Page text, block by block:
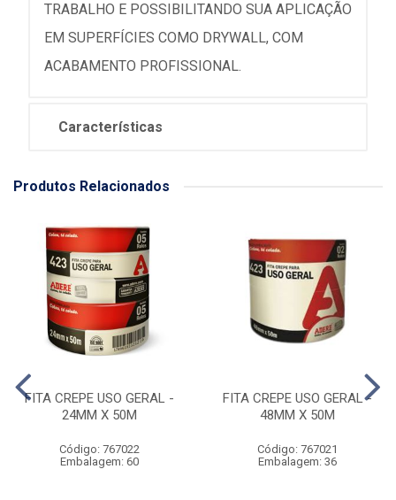
TRABALHO E POSSIBILITANDO SUA APLICAÇÃO
EM SUPERFÍCIES COMO DRYWALL, COM
ACABAMENTO PROFISSIONAL.
Características
Produtos Relacionados
FITA CREPE USO GERAL -
24MM X 50M
Código: 767022
Embalagem: 60
FITA CREPE USO GERAL -
48MM X 50M
Código: 767021
Embalagem: 36